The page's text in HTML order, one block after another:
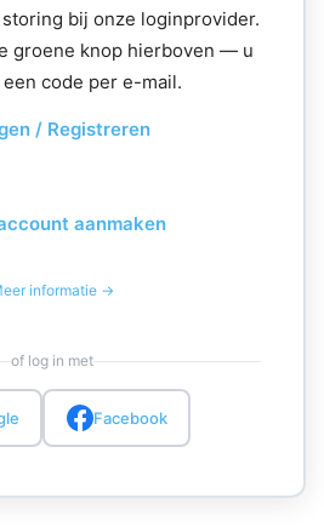
bij onze loginprovider.
groene knop hierboven — u
code per e-mail.
/ Registreren
aanmaken
informatie →
of log in met
Facebook